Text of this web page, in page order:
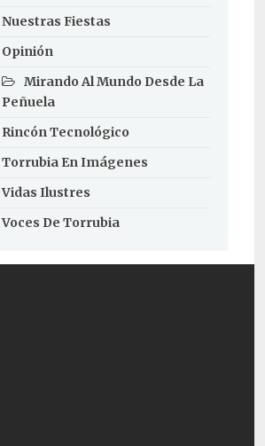
Nuestras Fiestas
Opinión
Mirando Al Mundo Desde La
Peñuela
Rincón Tecnológico
Torrubia En Imágenes
Vidas Ilustres
Voces De Torrubia